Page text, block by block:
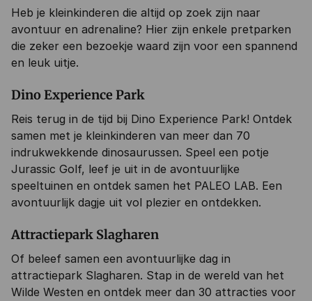
Heb je kleinkinderen die altijd op zoek zijn naar
avontuur en adrenaline? Hier zijn enkele pretparken
die zeker een bezoekje waard zijn voor een spannend
en leuk uitje.
Dino Experience Park
Reis terug in de tijd bij Dino Experience Park! Ontdek
samen met je kleinkinderen van meer dan 70
indrukwekkende dinosaurussen. Speel een potje
Jurassic Golf, leef je uit in de avontuurlijke
speeltuinen en ontdek samen het PALEO LAB. Een
avontuurlijk dagje uit vol plezier en ontdekken.
Attractiepark Slagharen
Of beleef samen een avontuurlijke dag in
attractiepark Slagharen. Stap in de wereld van het
Wilde Westen en ontdek meer dan 30 attracties voor